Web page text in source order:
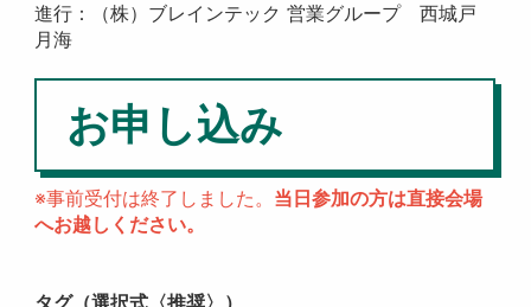
進行：（株）ブレインテック 営業グループ 西城戸
月海
お申し込み
※事前受付は終了しました。 当日参加の方は直接会場
へお越しください。